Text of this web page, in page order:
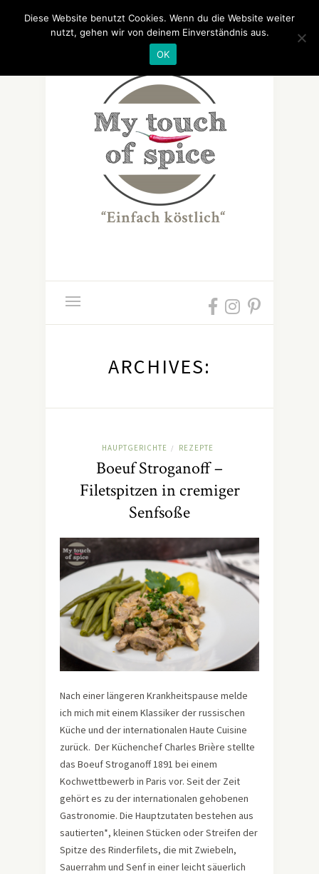
ARCHIVES:
HAUPTGERICHTE / REZEPTE
Boeuf Stroganoff –
Filetspitzen in cremiger
Senfsoße
Nach einer längeren Krankheitspause melde
ich mich mit einem Klassiker der russischen
Küche und der internationalen Haute Cuisine
zurück. Der Küchenchef Charles Brière stellte
das Boeuf Stroganoff 1891 bei einem
Kochwettbewerb in Paris vor. Seit der Zeit
gehört es zu der internationalen gehobenen
Gastronomie. Die Hauptzutaten bestehen aus
sautierten*, kleinen Stücken oder Streifen der
Spitze des Rinderfilets, die mit Zwiebeln,
Sauerrahm und Senf in einer leicht säuerlich
Diese Website benutzt Cookies. Wenn du die Website weiter
nutzt, gehen wir von deinem Einverständnis aus.
OK